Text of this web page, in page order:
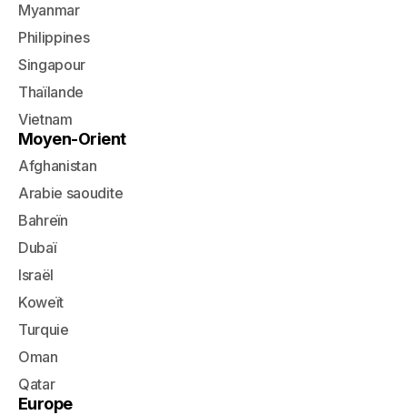
Myanmar
Philippines
Singapour
Thaïlande
Vietnam
Moyen-Orient
Afghanistan
Arabie saoudite
Bahreïn
Dubaï
Israël
Koweït
Turquie
Oman
Qatar
Europe